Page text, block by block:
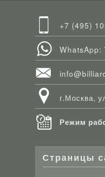
+7 (495)
WhatsApp:
г.Москва,
Режим
Страницы